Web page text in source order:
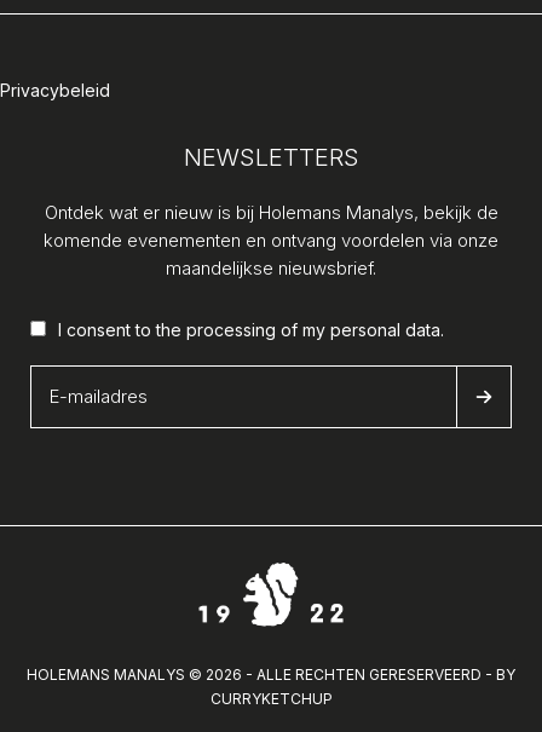
Privacybeleid
NEWSLETTERS
Ontdek wat er nieuw is bij Holemans Manalys, bekijk de
komende evenementen en ontvang voordelen via onze
maandelijkse nieuwsbrief.
I consent to the processing of my personal data.
HOLEMANS MANALYS © 2026 - ALLE RECHTEN GERESERVEERD - BY
CURRYKETCHUP